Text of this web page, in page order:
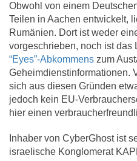
Obwohl von einem
Teilen in Aachen entwickelt,
Rumänien. Dort ist weder
vorgeschrieben, noch ist das
“Eyes”-Abkommens zum
Geheimdienstinformationen.
sich aus diesen Gründen
jedoch kein EU-
hier einen
Inhaber von CyberGhost ist
israelische Konglomerat